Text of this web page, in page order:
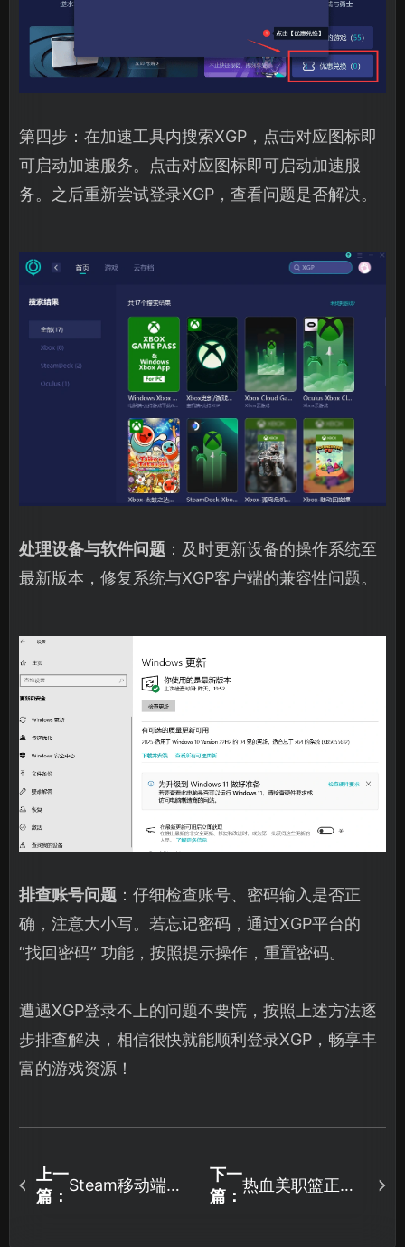
第四步：在加速工具内搜索XGP，点击对应图标即
可启动加速服务。点击对应图标即可启动加速服
务。之后重新尝试登录XGP，查看问题是否解决。
处理设备与软件问题 ：及时更新设备的操作系统至
最新版本，修复系统与XGP客户端的兼容性问题。
排查账号问题 ：仔细检查账号、密码输入是否正
确，注意大小写。若忘记密码，通过XGP平台的
“找回密码” 功能，按照提示操作，重置密码。
遭遇XGP登录不上的问题不要慌，按照上述方法逐
步排查解决，相信很快就能顺利登录XGP，畅享丰
富的游戏资源！
上一
篇：
Steam移动端登
下一
篇：
热血美职篮正式